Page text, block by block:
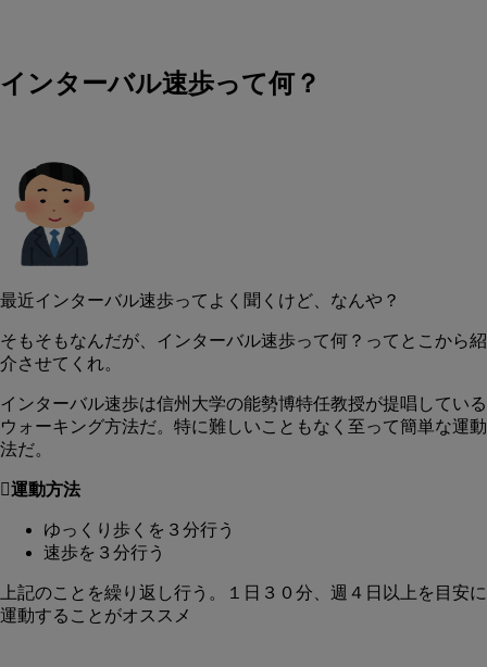
インターバル速歩って何？
最近インターバル速歩ってよく聞くけど、なんや？
そもそもなんだが、インターバル速歩って何？ってとこから紹
介させてくれ。
インターバル速歩は信州大学の能勢博特任教授が提唱している
ウォーキング方法だ。特に難しいこともなく至って簡単な運動
法だ。
運動方法
ゆっくり歩くを３分行う
速歩を３分行う
上記のことを繰り返し行う。１日３０分、週４日以上を目安に
運動することがオススメ